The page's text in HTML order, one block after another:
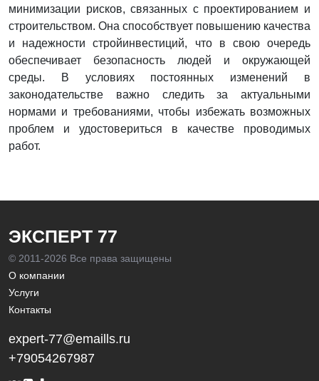
минимизации рисков, связанных с проектированием и
строительством. Она способствует повышению качества
и надежности стройинвестиций, что в свою очередь
обеспечивает безопасность людей и окружающей
среды. В условиях постоянных изменений в
законодательстве важно следить за актуальными
нормами и требованиями, чтобы избежать возможных
проблем и удостовериться в качестве проводимых
работ.
ЭКСПЕРТ 77
© 2011-2026 Все права защищены
О компании
Услуги
Контакты
expert-77@emaills.ru
+79054267987